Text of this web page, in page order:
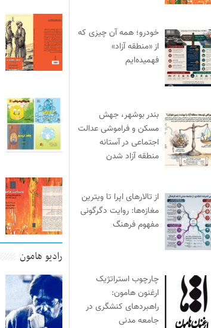
رادیو هامون
خودرو؛ همه آن چیزی که
از «منطقه آزاد»
فهمیده‌ایم
بندر بوشهر، جهش
مسکن و فراموشی عدالت
اجتماعی در آستانه
منطقه آزاد شدن
از تالارهای اپرا تا ویترین
مغازه‌ها: روایت دگرگونی
مفهوم فرهنگ
چارچوب استراتژیک
ارغنون هامون:
راهبردهای کنشگری در
جامعه مدنی